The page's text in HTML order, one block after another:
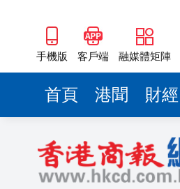
手機版 客戶端 融媒體矩陣
首頁 港聞 財經